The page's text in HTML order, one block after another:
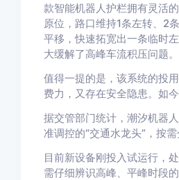
款智能机器人护栏拥有灵活
原位，路口维持1条左转、2
平移，快速拓宽出一条临时
大缓解了高峰车流积压问题。
值得一提的是，该系统的投
费力，又存在安全隐患。如
据交管部门统计，潮汐机器
准调控的“交通水龙头”，按
目前新设备刚投入试运行，
需仔细辨识高峰、平峰时段